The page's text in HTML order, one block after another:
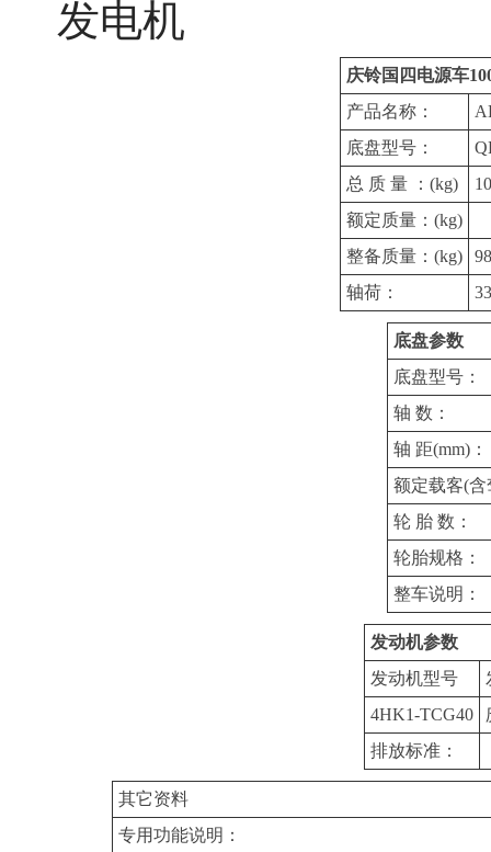
庆铃国四电源车
产品名称：
底盘型号：
总 质 量 ：(kg)
额定质量：(kg)
整备质量：(kg)
轴荷：
底盘参数
底盘型号：
轴 数：
轴 距(mm)：
额定载客(含
轮 胎 数：
轮胎规格：
整车说明：
发动机参数
发动机型号
4HK1-TCG40
排放标准：
其它资料
专用功能说明：